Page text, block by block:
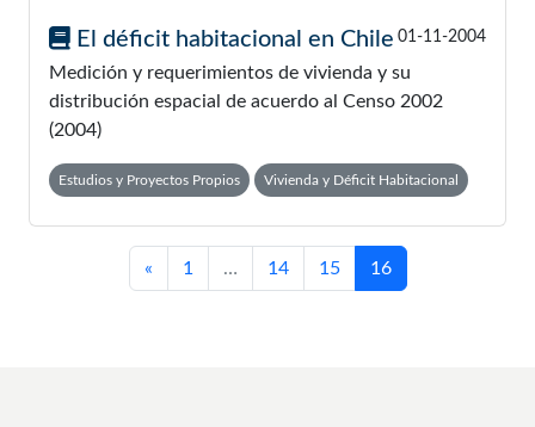
El déficit habitacional en Chile 01-11-2004
Medición y requerimientos de vivienda y su
distribución espacial de acuerdo al Censo 2002
(2004)
Estudios y Proyectos Propios Vivienda y Déficit Habitacional
« 1 … 14 15 16